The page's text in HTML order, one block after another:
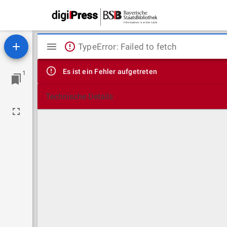
1
Mirador
Viewer
TypeError: Failed to fetch
Es ist ein Fehler aufgetreten
Technische Details